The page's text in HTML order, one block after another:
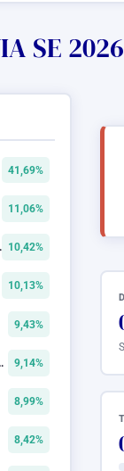
SE
41,69%
11,06%
SA 10,42%
10,13%
9,43%
SA 9,14%
8,99%
8,42%